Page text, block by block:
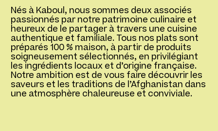
Nés à Kaboul, nous sommes deux associés
passionnés par notre patrimoine culinaire et
heureux de le partager à travers une cuisine
authentique et familiale. Tous nos plats sont
préparés 100 % maison, à partir de produits
soigneusement sélectionnés, en privilégiant
les ingrédients locaux et d’origine française.
Notre ambition est de vous faire découvrir les
saveurs et les traditions de l’Afghanistan dans
une atmosphère chaleureuse et conviviale.